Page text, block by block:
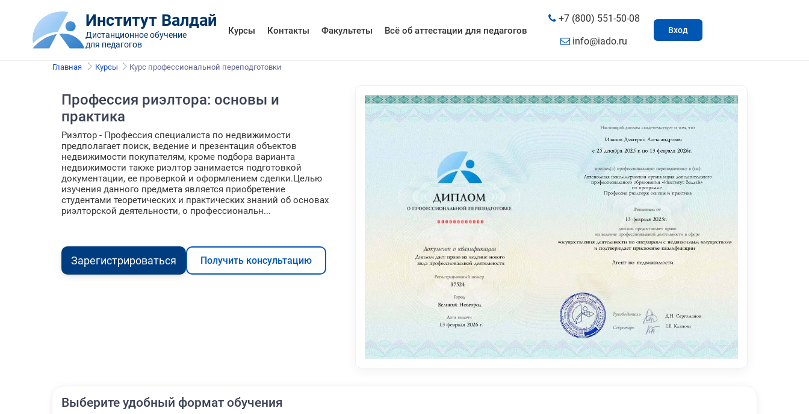
Институт Валдай
Дистанционное обучение
для педагогов
Курсы Контакты Факультеты Всё об аттестации для педагогов
+7 (800) 551-50-08
info@iado.ru
Вход
Главная Курсы Курс профессиональной переподготовки
Профессия риэлтора: основы и
практика
Риэлтор - Профессия специалиста по недвижимости
предполагает поиск, ведение и презентация объектов
недвижимости покупателям, кроме подбора варианта
недвижимости также риэлтор занимается подготовкой
документации, ее проверкой и оформлением сделки.Целью
изучения данного предмета является приобретение
студентами теоретических и практических знаний об основах
риэлторской деятельности, о профессиональн...
Зарегистрироваться Получить консультацию
Выберите удобный формат обучения